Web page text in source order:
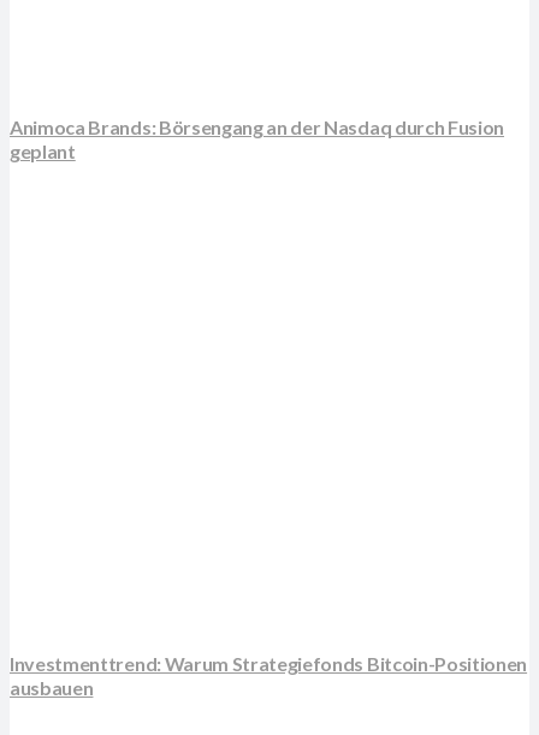
Animoca Brands: Börsengang an der Nasdaq durch Fusion
geplant
Investmenttrend: Warum Strategiefonds Bitcoin-Positionen
ausbauen